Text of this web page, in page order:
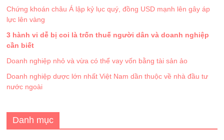
Chứng khoán châu Á lập kỷ lục quý, đồng USD mạnh lên gây áp
lực lên vàng
3 hành vi dễ bị coi là trốn thuế người dân và doanh nghiệp
cần biết
Doanh nghiệp nhỏ và vừa có thể vay vốn bằng tài sản ảo
Doanh nghiệp dược lớn nhất Việt Nam dần thuộc về nhà đầu tư
nước ngoài
Danh mục